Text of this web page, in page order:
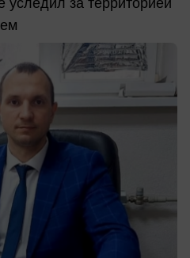
уследил за территорией